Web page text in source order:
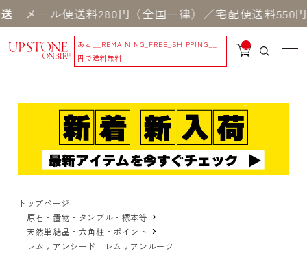
便送料280円（全国一律）／宅配便送料550円 ※
あと
__REMAINING_FREE_SHIPPING__
円で送料無料
__
IT
_
トップページ
原石・置物・タンブル・標本等
天然単結晶・六角柱・ポイント
レムリアンシード レムリアンルーツ